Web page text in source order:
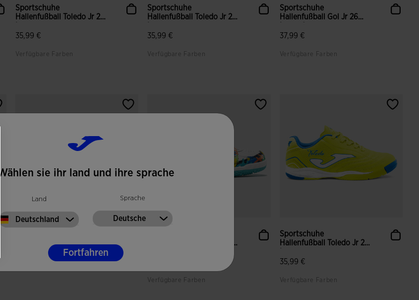
Sportschuhe
Hallenfußball Toledo Jr 26
35,99 €
Verfügbare Farben
Sportschuhe
Hallenfußball Toledo Jr 26
35,99 €
Verfügbare Farben
Sportschuhe
Hallenfußball Gol Jr 26
37,99 €
Verfügbare Farben
Hallenfußball Sala Max Jr
Verfügbare Farben
Sportschuhe
Hallenfußball Toledo Jr 26
35,99 €
Verfügbare Farben
Wählen sie ihr land und ihre sprache
Land
Deutschland
Sprache
Deutsche
Fortfahren